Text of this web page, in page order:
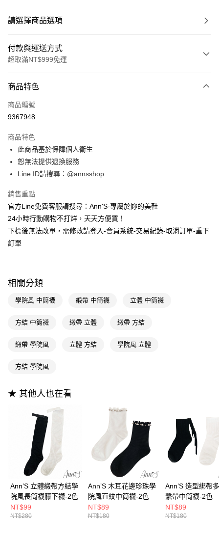
請選擇商品選項
付款與運送方式
超取滿NT$999免運
信用卡一次付款
信用卡分期付款
合作金庫商業銀行
華南商業銀行
上海商業儲蓄銀行
國泰世華商業銀行
匯豐（台灣）商業銀行
聯邦商業銀行
遠東國際商業銀行
元大商業銀行
永豐商業銀行
玉山商業銀行
台新國際商業銀行
中國信託商業銀行
台灣樂天信用卡公司
6 期 0 利率 每期
華南商業銀行
上海商業儲蓄銀行
臺灣中小企業銀行
匯豐（台灣）商業銀行
華泰商業銀行
聯邦商業銀行
遠東國際商業銀行
元大商業銀行
永豐商業銀行
玉山商業銀行
購物金
超商取貨付款
LINE Pay
Apple Pay
街口支付
全支付
大哥付你分期
【大哥付你分期使用說明】
2.付款方式選擇「大哥付你分期」，訂單成立後會自動跳轉到大哥付的交易
成交易。
3.實際核准額度、可分期數及費用金額請依後續交易確認頁面所載為準。
消。如遇「轉專審核」未通過狀況，表示未達大哥付你分期系統評分，恕無
法說明評估內容。
【繳款方式說明】
1.分期款項不併入電信帳單，「大哥付你分期」於每月結算日後寄送繳費提
醒簡訊。
2.透過簡訊連結打開帳單後，可選擇「超商條碼／台灣大直營門市／銀行轉
帳／街口支付／iPASS MONEY」等通路繳費。
【注意事項】
1.本服務係由「台灣大哥大股份有限公司」（以下簡稱本公司）所提供，讓
用戶於交易時，得透過本服務購買商品或服務，並由商店將買賣／分期付款
買賣價金債權讓與本公司後，依約使用本公司帳單繳交帳款。
2.基於同意付款使用「大哥付你分期」之契約關係目的，商店將以您的個人
資料（包含姓名、電話或地址）提供予台灣大哥大進項蒐集、處理及利用，
由本公司與您本人進行分期帳單所需資料之確認、核對及更正。
相關說明
AFTEE先享後付是「在收到商品之後才付款」的支付方式。 讓您購物簡單
２．便利：只要手機號碼，簡訊認證，即可結帳。
【「AFTEE先享後付」結帳流程】
１．於結帳方式選擇「AFTEE先享後付」後，將跳轉至「AFTEE先享後付」
結帳頁面，進行簡訊認證並確認金額後，即可完成結帳。
２．訂單成立數日內，您將收到繳費通知簡訊。
３．收到繳費通知簡訊後14天內，點擊此簡訊中的連結，可透過四大超商／
ATM／網路銀行／等多元方式進行付款，方視為交易完成。
※ 請注意：結帳手續完成當下不需立刻繳費，但若您需要取消訂單，請聯絡
購買商品的店家。未經商家同意取消之訂單仍視為有效，需透過AFTEE先享
後付繳納相關費用。
※ 交易是否成功請以「AFTEE先享後付 」之結帳頁面顯示為準，若有關於
是否繳費成功／繳費後需取消欲退款等相關疑問，請聯繫「AFTEE先享後付
客戶支援中心」
https://netprotections.freshdesk.com/support/home
ATM付款
運送方式
每筆NT$100，滿NT$999(含以上)免運費
付款後全家取貨
每筆NT$100，滿NT$999(含以上)免運費
萊爾富付款取貨
每筆NT$100，滿NT$999(含以上)免運費
付款後萊爾富取貨
每筆NT$100，滿NT$999(含以上)免運費
商品特色
商品編號
9367948
商品特色
此商品基於保障個人衛生
恕無法提供退換服務
Line ID請搜尋：@annsshop
銷售重點
官方Line免費客服請搜尋：Ann'S-專屬於妳的美鞋
24小時行動購物不打烊，天天方便買！
下標後無法改單，需修改請登入-會員系統-交易紀錄-取消訂單-重下
訂單
相關分類
學院風 中筒襪 緞帶 中筒襪 立體 中筒襪
方結 中筒襪 緞帶 立體 緞帶 方結
緞帶 學院風 立體 方結 學院風 立體
方結 學院風
★ 其他人也在看
Ann’S 立體緞帶方結學
院風長筒襪膝下襪-2色
NT$99
NT$280
Ann’S 木耳花邊珍珠學
院風直紋中筒襪-2色
NT$89
NT$180
Ann’S 造型綁帶
繫帶中筒襪-2色
NT$89
NT$180